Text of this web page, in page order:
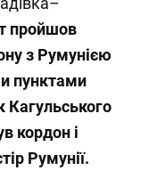
пройшов
з Румунією
пунктами
Кагульського
кордон і
Румунії.